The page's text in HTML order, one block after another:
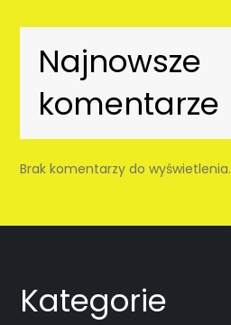
Najnowsze
komentarze
Brak komentarzy do wyświetlenia.
Kategorie